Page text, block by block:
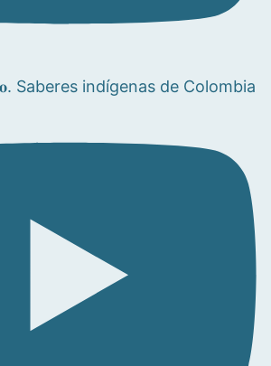
Saberes indígenas de Colombia